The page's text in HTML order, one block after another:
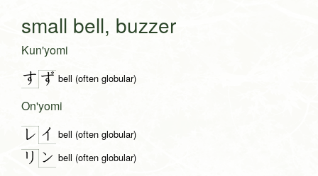
small bell, buzzer
Kun'yomi
す ず bell (often globular)
On'yomi
レ イ bell (often globular)
リ ン bell (often globular)